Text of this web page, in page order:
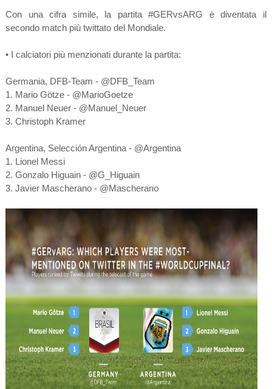
Con una cifra simile, la partita #GERvsARG è diventata il
secondo match più twittato del Mondiale.
• I calciatori più menzionati durante la partita:
Germania, DFB-Team - @DFB_Team
1. Mario Götze - @MarioGoetze
2. Manuel Neuer - @Manuel_Neuer
3. Christoph Kramer
Argentina, Selección Argentina - @Argentina
1. Lionel Messi
2. Gonzalo Higuain - @G_Higuain
3. Javier Mascherano - @Mascherano